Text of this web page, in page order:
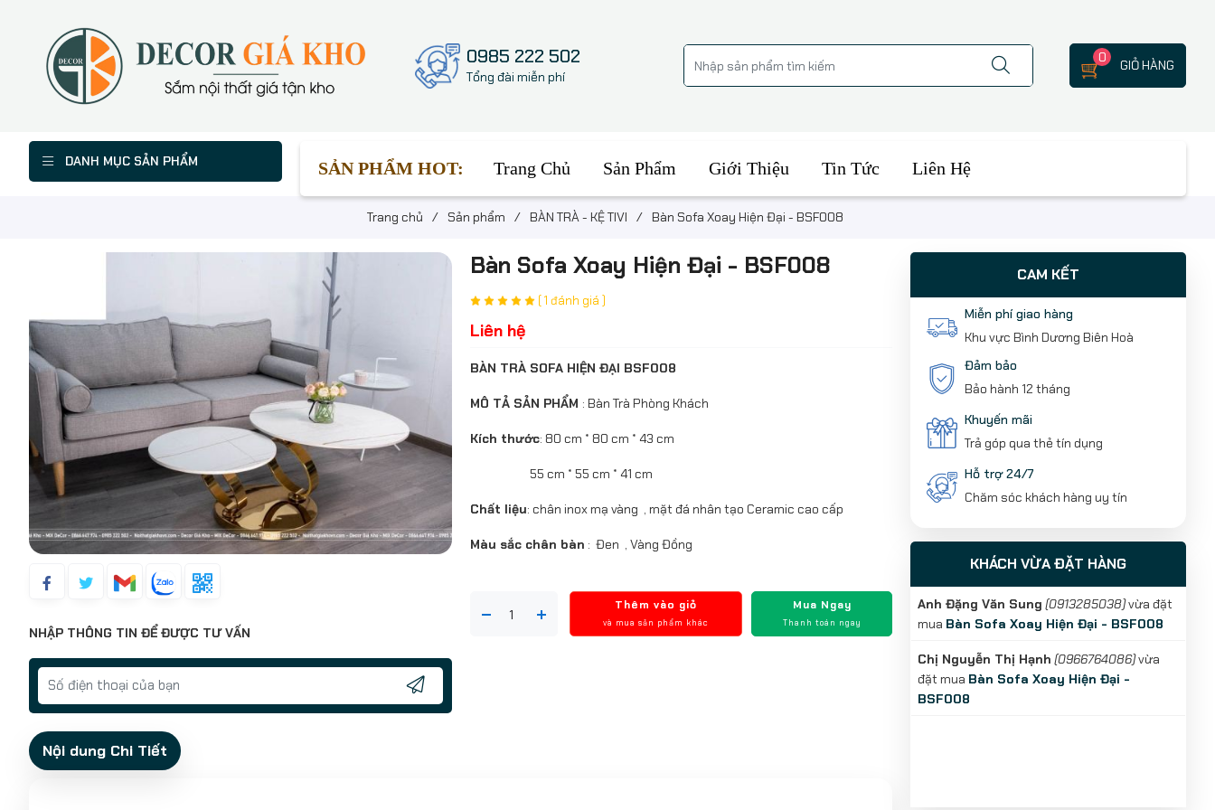
0985 222 502
Tổng đài miễn phí
0 GIỎ HÀNG
DANH MỤC SẢN PHẨM SẢN PHẨM HOT: Trang Chủ Sản Phẩm Giới Thiệu Tin Tức Liên Hệ
Trang chủ / Sản phẩm / BÀN TRÀ - KỆ TIVI / Bàn Sofa Xoay Hiện Đại - BSF008
NHẬP THÔNG TIN ĐỂ ĐƯỢC TƯ VẤN
Bàn Sofa Xoay Hiện Đại - BSF008
( 1 đánh giá )
Liên hệ
BÀN TRÀ SOFA HIỆN ĐẠI BSF008
MÔ TẢ SẢN PHẨM : Bàn Trà Phòng Khách
Kích thước: 80 cm * 80 cm * 43 cm
55 cm * 55 cm * 41 cm
Chất liệu: chân inox mạ vàng , mặt đá nhân tạo Ceramic cao cấp
Màu sắc chân bàn : Đen , Vàng Đồng
Thêm vào giỏ
và mua sản phẩm khác
Mua Ngay
Thanh toán ngay
Nội dung Chi Tiết
CAM KẾT
Miễn phí giao hàng
Khu vực Bình Dương Biên Hoà
Đảm bảo
Bảo hành 12 tháng
Khuyến mãi
Trả góp qua thẻ tín dụng
Hỗ trợ 24/7
Chăm sóc khách hàng uy tín
KHÁCH VỪA ĐẶT HÀNG
Anh Đặng Văn Sung (0913285038)vừa đặt
mua Bàn Sofa Xoay Hiện Đại - BSF008
Chị Nguyễn Thị Hạnh (0966764086)vừa
đặt mua Bàn Sofa Xoay Hiện Đại -
BSF008